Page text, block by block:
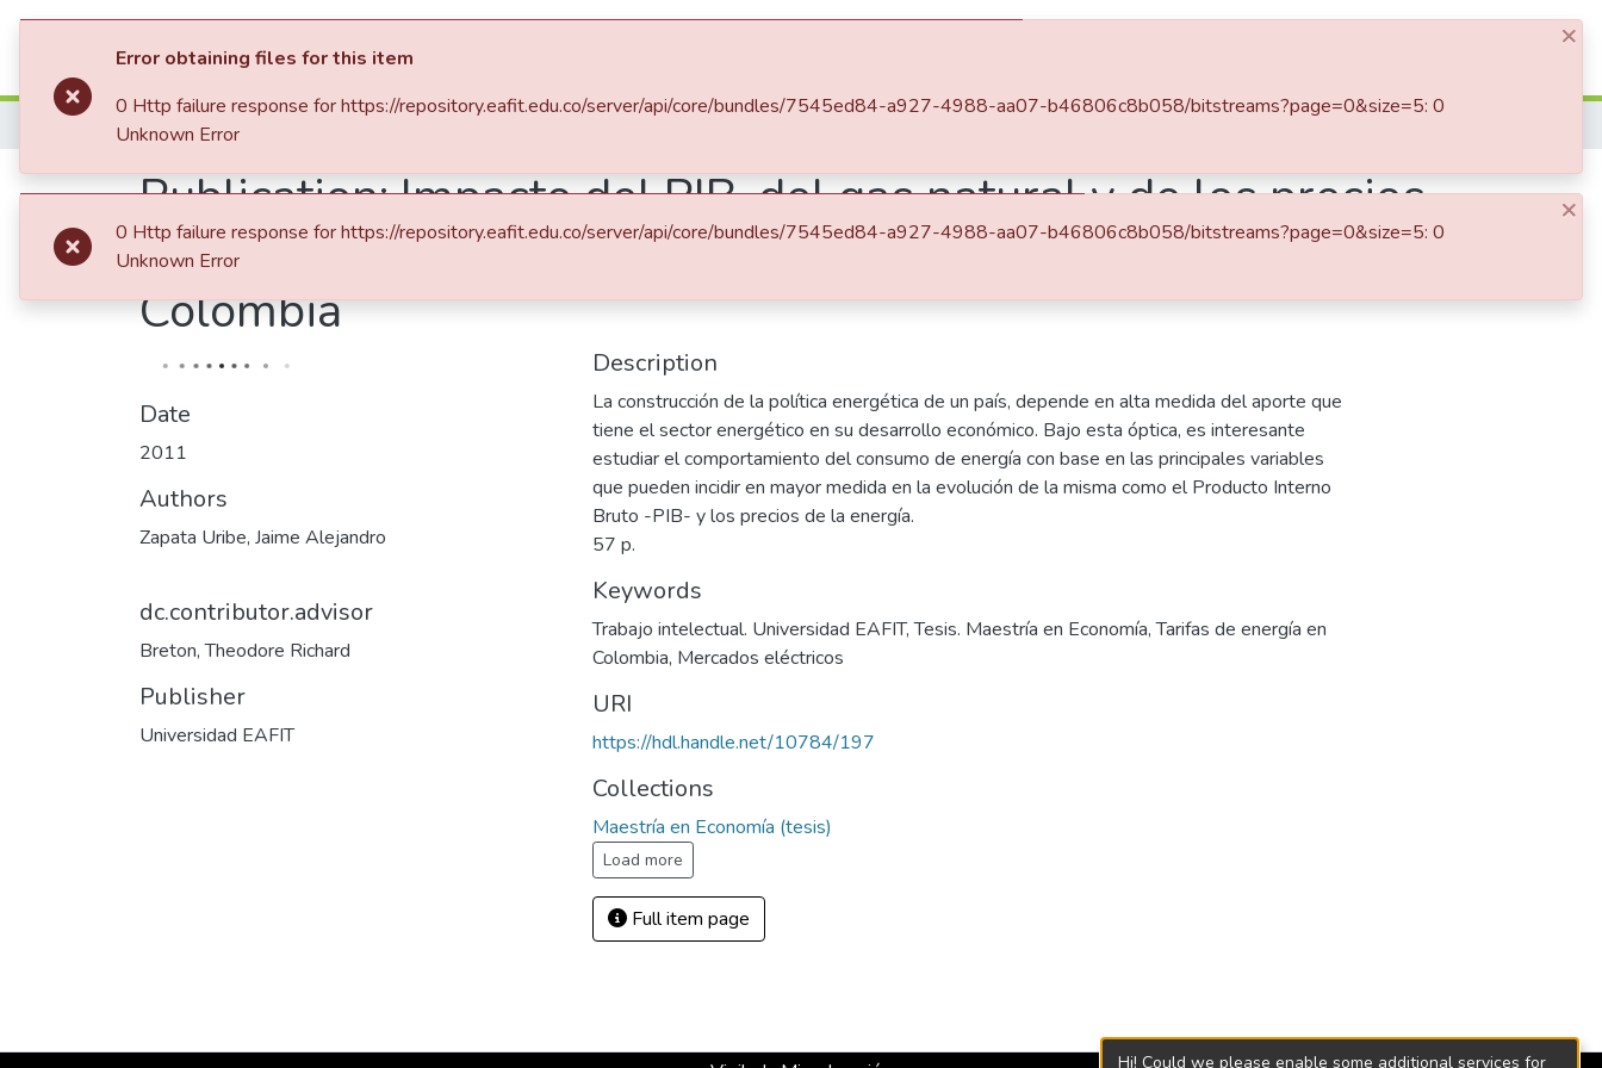
Communities & Collections
Home Tesis de Grado
Publication:Impacto del PIB, del gas natural y de los precios
de la electricidad, en el consumo de energía eléctrica en
Colombia
Date
2011
Authors
Zapata Uribe, Jaime Alejandro
dc.contributor.advisor
Breton, Theodore Richard
Publisher
Universidad EAFIT
Description
La construcción de la política energética de un país, depende en alta medida del aporte que
tiene el sector energético en su desarrollo económico. Bajo esta óptica, es interesante
estudiar el comportamiento del consumo de energía con base en las principales variables
que pueden incidir en mayor medida en la evolución de la misma como el Producto Interno
Bruto -PIB- y los precios de la energía.
57 p.
Keywords
Trabajo intelectual. Universidad EAFIT,Tesis. Maestría en Economía,Tarifas de energía en
Colombia, Mercados eléctricos
URI
https://hdl.handle.net/10784/197
Collections
Maestría en Economía (tesis)
Load more
Full item page
×
Error obtaining files for this item
0 Http failure response for https://repository.eafit.edu.co/server/api/core/bundles/7545ed84-a927-4988-aa07-b46806c8b058/bitstreams?page=0&size=5: 0
Unknown Error
×
0 Http failure response for https://repository.eafit.edu.co/server/api/core/bundles/7545ed84-a927-4988-aa07-b46806c8b058/bitstreams?page=0&size=5: 0
Unknown Error
Hi! Could we please enable some additional services for